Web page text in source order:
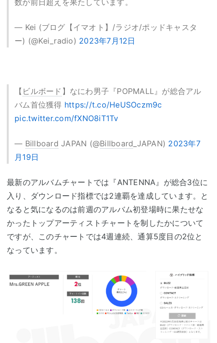
数が前日超えを果たしています。
— Kei (ブログ【イマオト】/ラジオ/ポッドキャスタ
ー) (@Kei_radio) 2023年7月12日
【 ビルボード 】なにわ男子『POPMALL』が総合アル
バム首位獲得 https://t.co/HeUSOczm9c
pic.twitter.com/fXNO8iT1Tv
— Billboard JAPAN (@Billboard _JAPAN) 2023年7
月19日
最新のアルバムチャートでは『ANTENNA』が総合3位に
入り、ダウンロード指標では2連覇を達成しています。と
なると気になるのは前週のアルバム初登場時に果たせな
かったトップアーティストチャートを制したかについて
ですが、このチャートでは4週連続、通算5度目の2位と
なっています。